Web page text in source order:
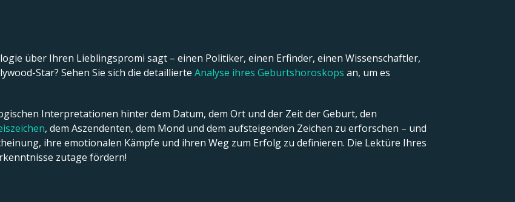
über Ihren Lieblingspromi sagt – einen Politiker, einen Erfinder, einen Wissenschaftler,
Star? Sehen Sie sich die detaillierte Analyse ihres Geburtshoroskops an, um es
Interpretationen hinter dem Datum, dem Ort und der Zeit der Geburt, den
, dem Aszendenten, dem Mond und dem aufsteigenden Zeichen zu erforschen – und
ihre emotionalen Kämpfe und ihren Weg zum Erfolg zu definieren. Die Lektüre Ihres
zutage fördern!